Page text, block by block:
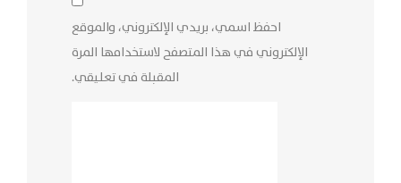
احفظ اسمي، بريدي الإلكتروني، والموقع
الإلكتروني في هذا المتصفح لاستخدامها المرة
المقبلة في تعليقي.